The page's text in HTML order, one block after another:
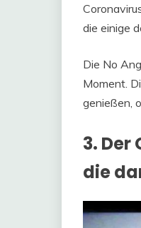
die einige
Die No
Moment.
genießen,
3.
die